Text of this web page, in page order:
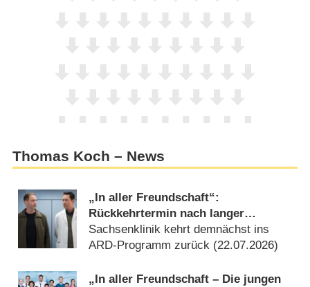
Thomas Koch – News
„In aller Freundschaft“:
Rückkehrtermin nach langer
Sommerpause
Sachsenklinik kehrt demnächst ins
ARD-Programm zurück (22.07.2026)
„In aller Freundschaft – Die jungen